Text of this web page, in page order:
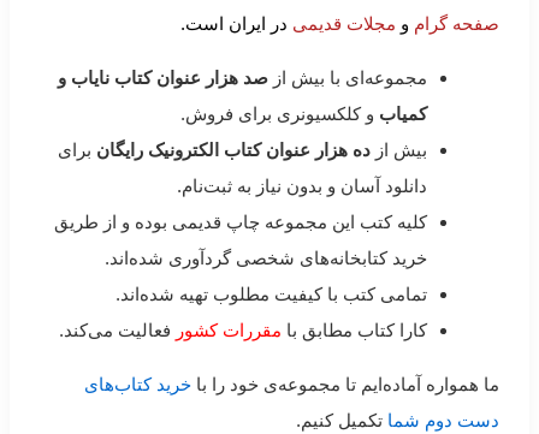
صفحه گرام و مجلات قدیمی در ایران است.
مجموعه‌ای با بیش از صد هزار عنوان کتاب نایاب و
کمیاب و کلکسیونری برای فروش.
بیش از ده هزار عنوان کتاب الکترونیک رایگان برای
دانلود آسان و بدون نیاز به ثبت‌نام.
کلیه کتب این مجموعه چاپ قدیمی بوده و از طریق
خرید کتابخانه‌های شخصی گردآوری شده‌اند.
تمامی کتب با کیفیت مطلوب تهیه شده‌اند.
کارا کتاب مطابق با مقررات کشور فعالیت می‌کند.
ما همواره آماده‌ایم تا مجموعه‌ی خود را با خرید کتاب‌های
دست دوم شما تکمیل کنیم.